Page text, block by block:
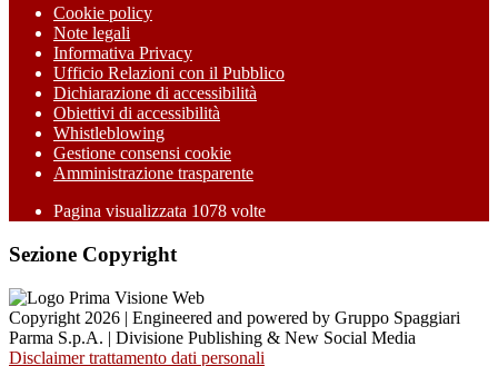
Cookie policy
Note legali
Informativa Privacy
Ufficio Relazioni con il Pubblico
Dichiarazione di accessibilità
Obiettivi di accessibilità
Whistleblowing
Gestione consensi cookie
Amministrazione trasparente
Pagina visualizzata 1078 volte
Sezione Copyright
Copyright 2026 | Engineered and powered by Gruppo Spaggiari
Parma S.p.A. | Divisione Publishing & New Social Media
Disclaimer trattamento dati personali